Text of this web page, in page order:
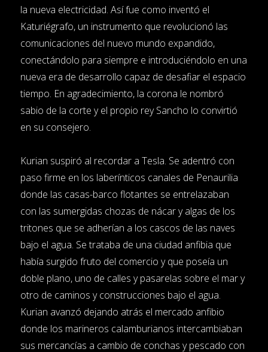
la nueva electricidad. Así fue como inventó el
Katuriégrafo, un instrumento que revolucionó las
comunicaciones del nuevo mundo expandido,
conectándolo para siempre e introduciéndolo en una
nueva era de desarrollo capaz de desafiar el espacio
tiempo. En agradecimiento, la corona le nombró
sabio de la corte y el propio rey Sancho lo convirtió
en su consejero.
Kurian suspiró al recordar a Tesla. Se adentró con
paso firme en los laberínticos canales de Penaurilia
donde las casas-barco flotantes se entrelazaban
con las sumergidas chozas de nácar y algas de los
tritones que se adherían a los cascos de las naves
bajo el agua. Se trataba de una ciudad anfibia que
había surgido fruto del comercio y que poseía un
doble plano, uno de calles y pasarelas sobre el mar y
otro de caminos y construcciones bajo el agua.
Kurian avanzó dejando atrás el mercado anfibio
donde los marineros calamburianos intercambiaban
sus mercancías a cambio de conchas y pescado con